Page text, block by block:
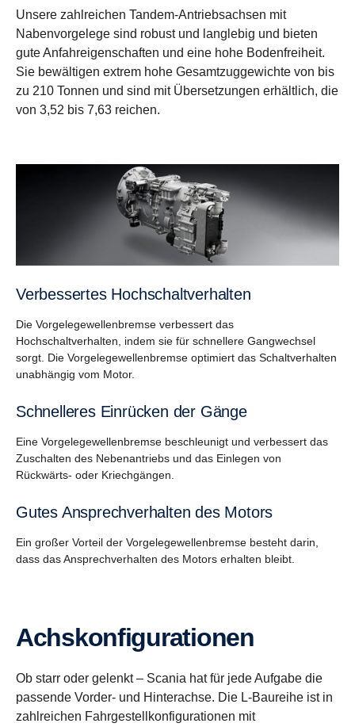
Unsere zahlreichen Tandem-Antriebsachsen mit
Nabenvorgelege sind robust und langlebig und bieten
gute Anfahreigenschaften und eine hohe Bodenfreiheit.
Sie bewältigen extrem hohe Gesamtzuggewichte von bis
zu 210 Tonnen und sind mit Übersetzungen erhältlich, die
von 3,52 bis 7,63 reichen.
Verbessertes Hochschaltverhalten
Die Vorgelegewellenbremse verbessert das
Hochschaltverhalten, indem sie für schnellere Gangwechsel
sorgt. Die Vorgelegewellenbremse optimiert das Schaltverhalten
unabhängig vom Motor.
Schnelleres Einrücken der Gänge
Eine Vorgelegewellenbremse beschleunigt und verbessert das
Zuschalten des Nebenantriebs und das Einlegen von
Rückwärts- oder Kriechgängen.
Gutes Ansprechverhalten des Motors
Ein großer Vorteil der Vorgelegewellenbremse besteht darin,
dass das Ansprechverhalten des Motors erhalten bleibt.
Achskonfigurationen
Ob starr oder gelenkt – Scania hat für jede Aufgabe die
passende Vorder- und Hinterachse. Die L-Baureihe ist in
zahlreichen Fahrgestellkonfigurationen mit